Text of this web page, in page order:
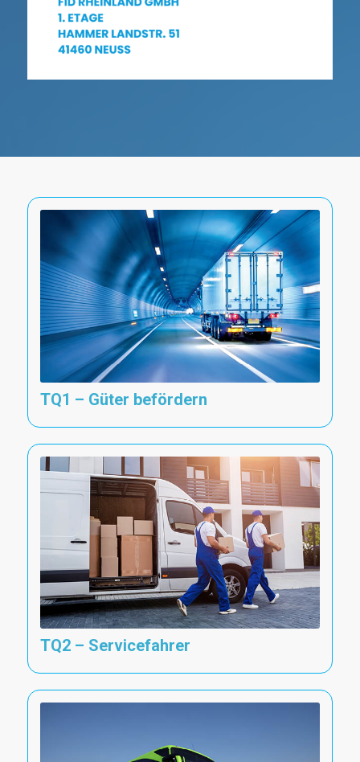
TQ1 – Güter befördern
TQ2 – Servicefahrer